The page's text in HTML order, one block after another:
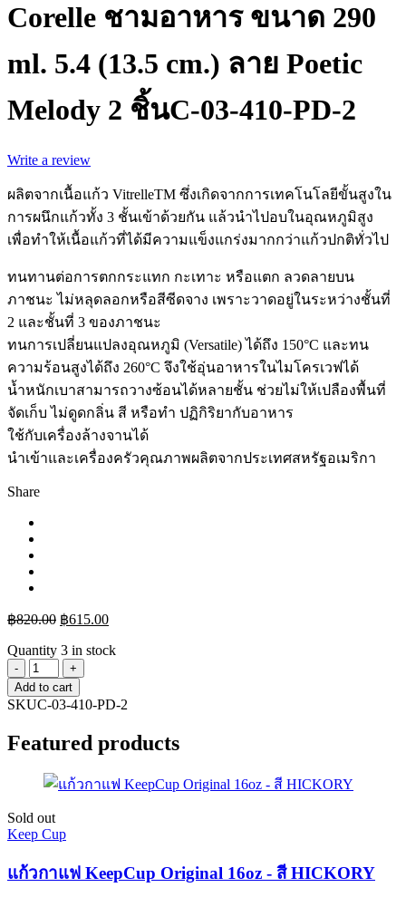
Corelle ชามอาหาร ขนาด 290
ml. 5.4 (13.5 cm.) ลาย Poetic
Melody 2 ชิ้นC-03-410-PD-2
Write a review
ผลิตจากเนื้อแก้ว VitrelleTM ซึ่งเกิดจากการเทคโนโลยีขั้นสูงใน
การผนึกแก้วทั้ง 3 ชั้นเข้าด้วยกัน แล้วนำไปอบในอุณหภูมิสูง
เพื่อทำให้เนื้อแก้วที่ได้มีความแข็งแกร่งมากกว่าแก้วปกติทั่วไป
ทนทานต่อการตกกระแทก กะเทาะ หรือแตก ลวดลายบน
ภาชนะ ไม่หลุดลอกหรือสีซีดจาง เพราะวาดอยู่ในระหว่างชั้นที่
2 และชั้นที่ 3 ของภาชนะ
ทนการเปลี่ยนแปลงอุณหภูมิ (Versatile) ได้ถึง 150°C และทน
ความร้อนสูงได้ถึง 260°C จึงใช้อุ่นอาหารในไมโครเวฟได้
น้ำหนักเบาสามารถวางซ้อนได้หลายชั้น ช่วยไม่ให้เปลืองพื้นที่
จัดเก็บ ไม่ดูดกลิ่น สี หรือทำ ปฏิกิริยากับอาหาร
ใช้กับเครื่องล้างจานได้
นำเข้าและเครื่องครัวคุณภาพผลิตจากประเทศสหรัฐอเมริกา
Share
฿820.00 ฿615.00
Quantity 3 in stock
Add to cart
SKUC-03-410-PD-2
Featured products
Sold out
Keep Cup
แก้วกาแฟ KeepCup Original 16oz - สี HICKORY